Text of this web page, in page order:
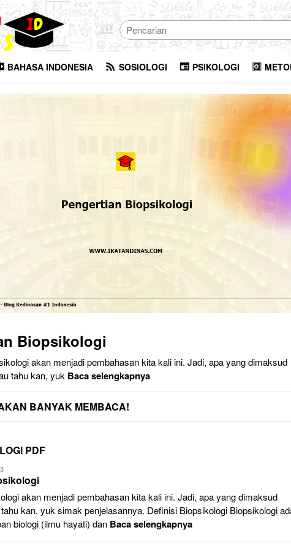
BAHASA INDONESIA SOSIOLOGI PSIKOLOGI
Biopsikologi
akan menjadi pembahasan kita kali ini. Jadi, apa yang dimaksud
tahu kan, yuk Baca selengkapnya
BANYAK MEMBACA!
PDF
akan menjadi pembahasan kita kali ini. Jadi, apa yang dimaksud
kan, yuk simak penjelasannya. Definisi Biopsikologi Biopsikologi
biologi (ilmu hayati) dan Baca selengkapnya